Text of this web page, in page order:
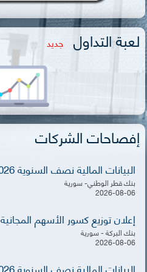
لعبة التداول جديد
إفصاحات الشركات
البيانات المالية نصف السنوية 2026
بنك قطر الوطني- سورية
2026-08-06
إعلان توزيع كسور الأسهم المجانية
بنك البركة - سورية
2026-08-06